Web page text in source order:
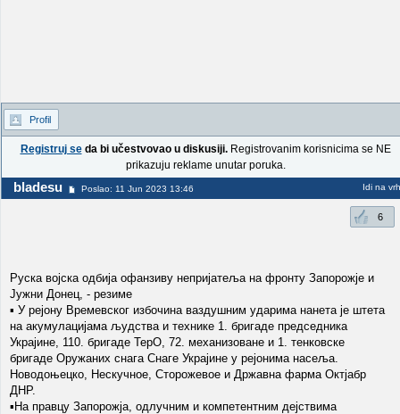
Profil
Registruj seda bi učestvovao u diskusiji.Registrovanim korisnicima se NE
prikazuju reklame unutar poruka.
bladesu Poslao: 11 Jun 2023 13:46 Idi na vrh
6
Руска војска одбија офанзиву непријатеља на фронту Запорожје и
Јужни Донец, - резиме
▪ У рејону Времевског избочина ваздушним ударима нанета је штета
на акумулацијама људства и технике 1. бригаде председника
Украјине, 110. бригаде ТерО, 72. механизоване и 1. тенковске
бригаде Оружаних снага Снаге Украјине у рејонима насеља.
Новодоњецко, Нескучное, Сторожевое и Државна фарма Октјабр
ДНР.
▪На правцу Запорожја, одлучним и компетентним дејствима